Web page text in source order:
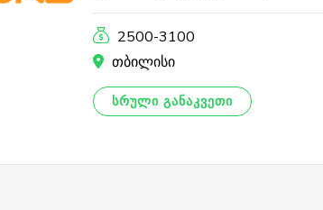
2500-3100
თბილისი
ᲡᲠᲣᲚᲘ ᲒᲐᲜᲐᲙᲕᲔᲗᲘ